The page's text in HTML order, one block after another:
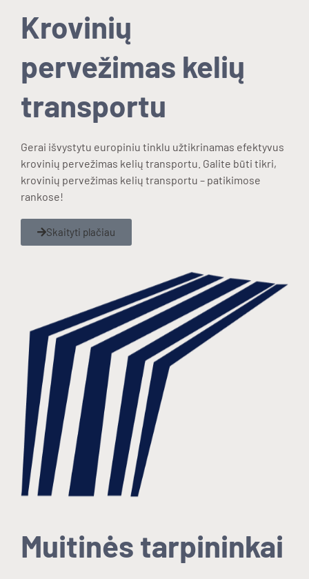
Krovinių
pervežimas kelių
transportu
Gerai išvystytu europiniu tinklu užtikrinamas efektyvus
krovinių pervežimas kelių transportu. Galite būti tikri,
krovinių pervežimas kelių transportu – patikimose
rankose!
Skaityti plačiau
Muitinės tarpininkai